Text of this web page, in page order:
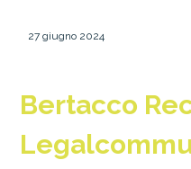
27 giugno 2024
Bertacco